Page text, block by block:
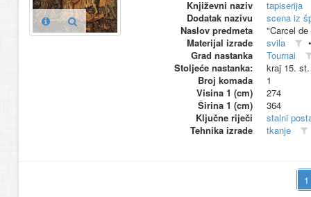
Književni naziv
tapiserija
Dodatak nazivu
scena iz
Naslov predmeta
"Carcel de
Materijal izrade
svila
Grad nastanka
Tournai
Stoljeće nastanka:
kraj 15.
Broj komada
1
Visina 1 (cm)
274
Širina 1 (cm)
364
Ključne riječi
stalni
Tehnika izrade
tkanje